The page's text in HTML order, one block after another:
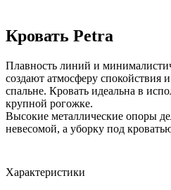
Кровать Petra
Плавность линий и
создают атмосферу спокойствия
спальне. Кровать идеальна в
крупной рогожке.
Высокие металлические опоры
невесомой, а уборку под
Характеристики